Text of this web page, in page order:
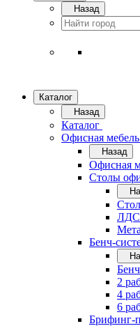
Назад
Каталог
Назад
Каталог
Офисная
Назад
Офисная
Cтолы
Бенч-
2
4
6
Брифинг-